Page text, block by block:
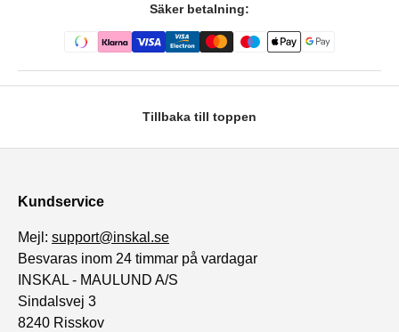
Säker betalning:
Tillbaka till toppen
Kundservice
Mejl: support@inskal.se
Besvaras inom 24 timmar på vardagar
INSKAL - MAULUND A/S
Sindalsvej 3
8240 Risskov